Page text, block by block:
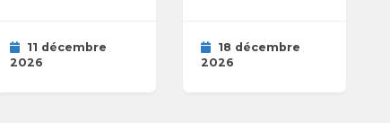
11 décembre
2026
18 décembre
2026